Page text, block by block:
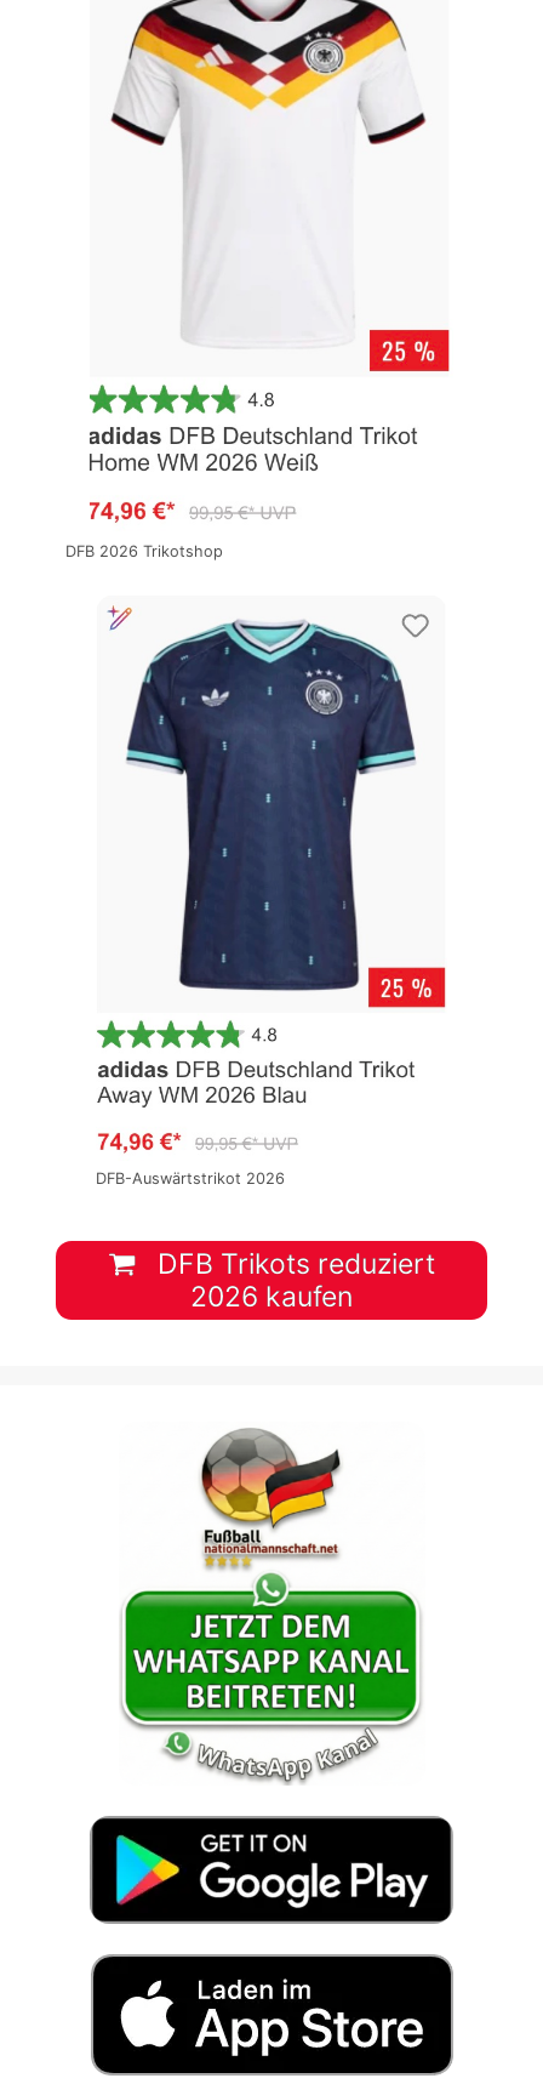
DFB 2026 Trikotshop
DFB-Auswärtstrikot 2026
DFB Trikots reduziert
2026 kaufen